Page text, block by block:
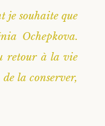
je souhaite que
Ochepkova.
retour à la vie
la conserver,